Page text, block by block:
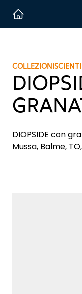
COLLEZIONI
DIOPSIDE con
Mussa, Balme,